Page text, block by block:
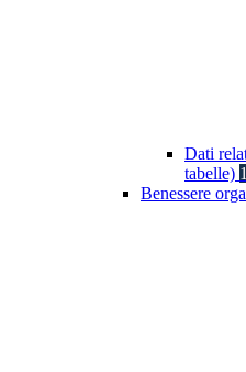
Dati
tabelle) 1
Benessere